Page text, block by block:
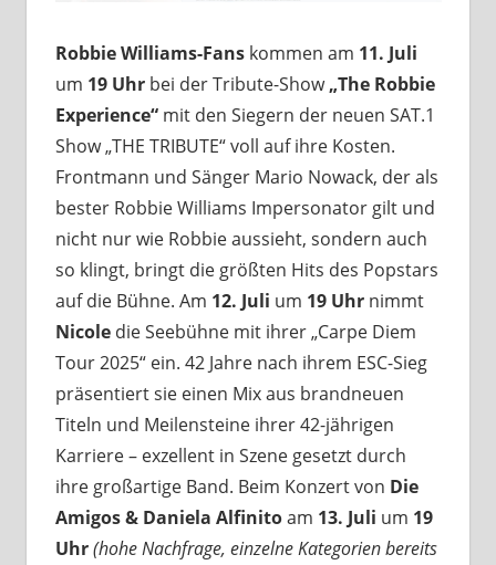
Robbie Williams-Fanskommen am 11. Juli
um 19 Uhrbei der Tribute-Show„The Robbie
Experience“mit den Siegern der neuen SAT.1
Show „THE TRIBUTE“ voll auf ihre Kosten.
Frontmann und Sänger Mario Nowack, der als
bester Robbie Williams Impersonator gilt und
nicht nur wie Robbie aussieht, sondern auch
so klingt, bringt die größten Hits des Popstars
auf die Bühne. Am 12. Juli um 19 Uhrnimmt
Nicole die Seebühne mit ihrer „Carpe Diem
Tour 2025“ ein. 42 Jahre nach ihrem ESC-Sieg
präsentiert sie einen Mix aus brandneuen
Titeln und Meilensteine ihrer 42-jährigen
Karriere – exzellent in Szene gesetzt durch
ihre großartige Band. Beim Konzert von Die
Amigos & Daniela Alfinitoam 13. Juli um 19
Uhr (hohe Nachfrage, einzelne Kategorien bereits